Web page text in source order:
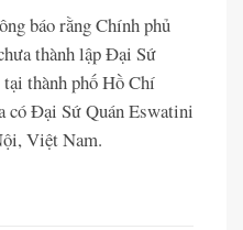
báo rằng Chính phủ
thành lập Đại Sứ
thành phố Hồ Chí
có Đại Sứ Quán Eswatini
Việt Nam.